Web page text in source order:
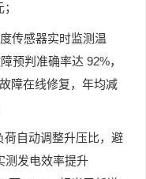
传感器实时监测温
预判准确率达 92%，
故障在线修复，年均减
荷自动调整升压比，避
测发电效率提升